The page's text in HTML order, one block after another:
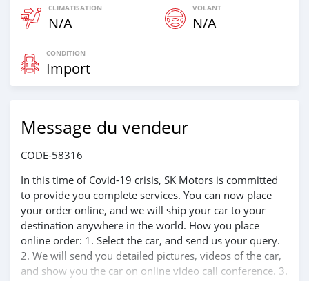
CLIMATISATION
N/A
VOLANT
N/A
CONDITION
Import
Message du vendeur
CODE-58316
In this time of Covid-19 crisis, SK Motors is committed
to provide you complete services. You can now place
your order online, and we will ship your car to your
destination anywhere in the world. How you place
online order: 1. Select the car, and send us your query.
2. We will send you detailed pictures, videos of the car,
and show you the car on online video call conference. 3.